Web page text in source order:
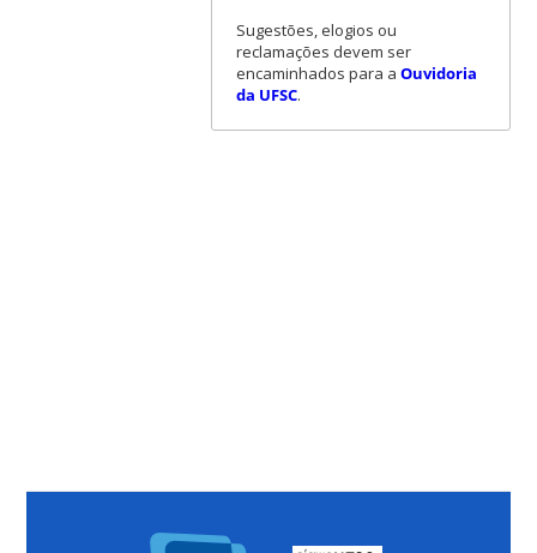
Sugestões, elogios ou
reclamações devem ser
encaminhados para a Ouvidoria
da UFSC.